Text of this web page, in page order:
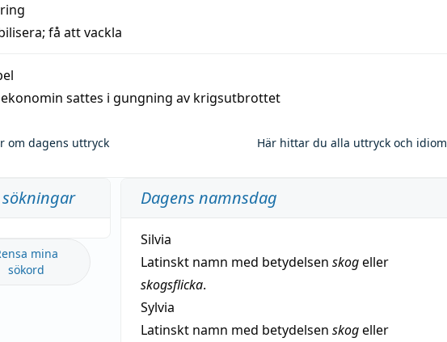
få att vackla
sattes i gungning av krigsutbrottet
om dagens uttryck Här hittar du alla uttryck och idiom
mina
sökord
Dagens namnsdag
Silvia
Latinskt namn med betydelsen skogeller
skogsflicka.
Sylvia
Latinskt namn med betydelsen skogeller